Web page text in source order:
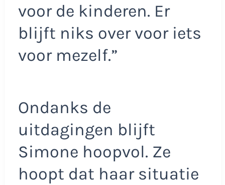
voor de kinderen. Er
blijft niks over voor iets
voor mezelf.”
Ondanks de
uitdagingen blijft
Simone hoopvol. Ze
hoopt dat haar situatie